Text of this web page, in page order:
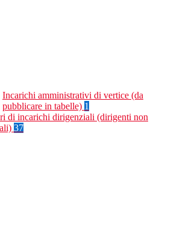
Incarichi amministrativi di vertice (da
pubblicare in tabelle) 1
di incarichi dirigenziali (dirigenti non
37